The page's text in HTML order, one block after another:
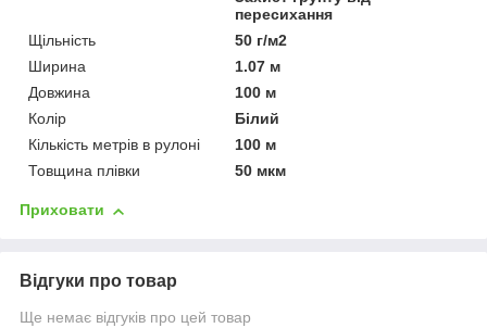
пересихання
Щільність
50 г/м2
Ширина
1.07 м
Довжина
100 м
Колір
Білий
Кількість метрів в рулоні
100 м
Товщина плівки
50 мкм
Приховати
Відгуки про товар
Ще немає відгуків про цей товар